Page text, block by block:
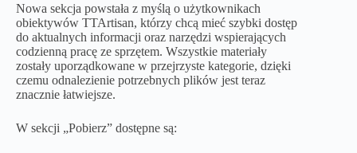
Nowa sekcja powstała z myślą o użytkownikach
obiektywów TTArtisan, którzy chcą mieć szybki dostęp
do aktualnych informacji oraz narzędzi wspierających
codzienną pracę ze sprzętem. Wszystkie materiały
zostały uporządkowane w przejrzyste kategorie, dzięki
czemu odnalezienie potrzebnych plików jest teraz
znacznie łatwiejsze.
W sekcji „Pobierz” dostępne są: